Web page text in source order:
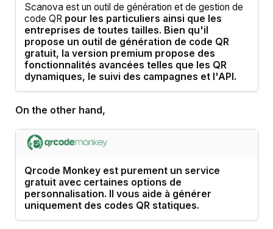
Scanova est un outil de génération et de gestion de
code QR pour les particuliers ainsi que les
entreprises de toutes tailles. Bien qu'il
propose un outil de génération de code QR
gratuit, la version premium propose des
fonctionnalités avancées telles que les QR
dynamiques, le suivi des campagnes et l'API.
On the other hand,
Qrcode Monkey est purement un service
gratuit avec certaines options de
personnalisation. Il vous aide à générer
uniquement des codes QR statiques.